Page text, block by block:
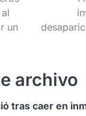
un
archivo
tras caer en